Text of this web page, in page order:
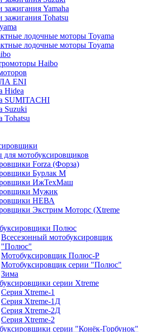
зажигания Yamaha
зажигания Tohatsu
лодочные моторы Toyama
лодочные моторы Toyama
Haibo
ENI
Hidea
SUMITACHI
Suzuki
Tohatsu
для мотобуксировщиков
Forza (Форза)
Бурлак М
ИжТехМаш
Мужик
НЕВА
Экстрим Моторс (Xtreme
Полюс
Всесезонный мотобуксировщик
"Полюс"
Мотобуксировщик Полюс-Р
Мотобуксировщик серии "Полюс"
Зима
серии Xtreme
Серия Xtreme-1
Серия Xtreme-1Д
Серия Xtreme-2Д
Серия Xtreme-2
серии "Конёк-Горбунок"